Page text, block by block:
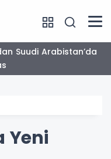
Dönem
Yeni